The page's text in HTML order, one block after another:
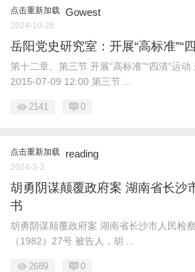
点击重新加载 Gowest
2024-10-28
岳阳党史研究室：开展“高标准”“
第十二章、第三节 开展“高标准”“四清”运动
2015-07-09 12:00 第三节 ...
2141 0
点击重新加载 reading
2024-3-2
胡勇阴谋颠覆政府案 湖南省长沙
书
胡勇阴谋颠覆政府案 湖南省长沙市人民检
（1982）27号 被告人，胡 ...
2689 0